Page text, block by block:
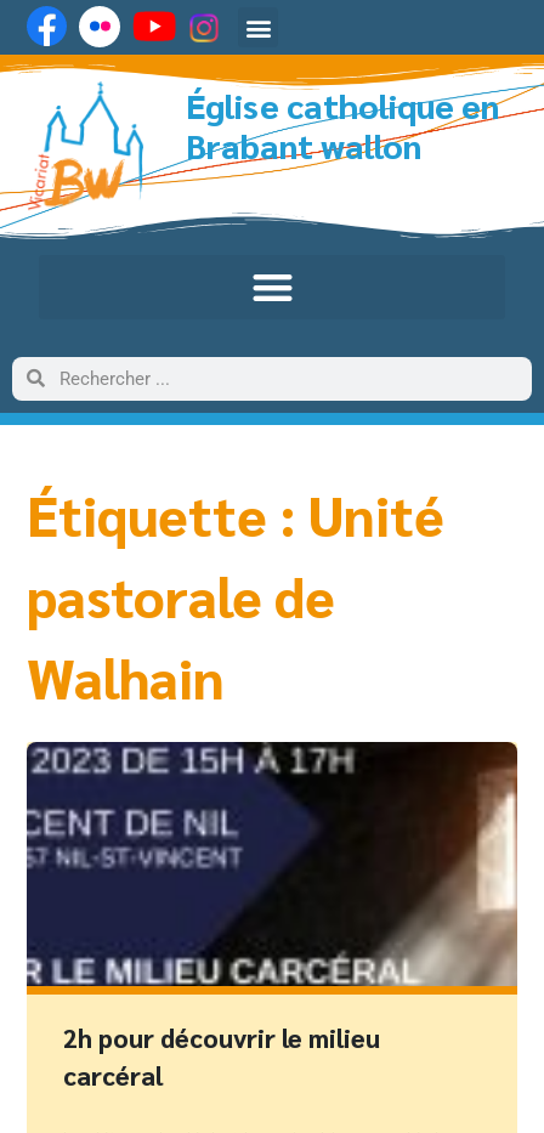
Église catholique en
Brabant wallon
Étiquette : Unité
pastorale de
Walhain
2h pour découvrir le milieu
carcéral